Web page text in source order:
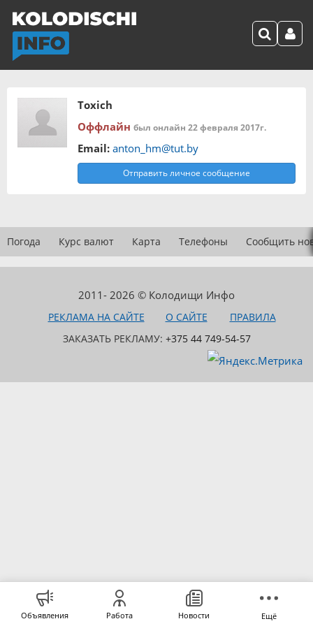
Toxich
Оффлайн был онлайн 22 февраля 2017г.
Email: anton_hm@tut.by
Отправить личное сообщение
Погода Курс валют Карта Телефоны Сообщить
2011- 2026 © Колодищи Инфо
РЕКЛАМА НА САЙТЕ О САЙТЕ
ПРАВИЛА
ЗАКАЗАТЬ РЕКЛАМУ: +375 44 749-54-57
Объявления Работа Новости Ещё